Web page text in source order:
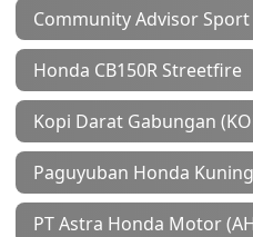
Community Advisor Sport
Honda CB150R Streetfire
Kopi Darat Gabungan
Paguyuban Honda
PT Astra Honda Motor